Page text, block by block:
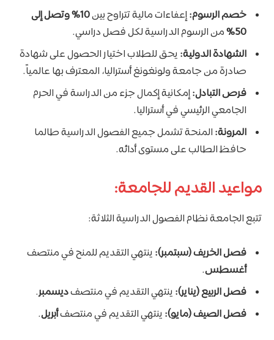
خصم الرسوم:إعفاءات مالية تتراوح بين
10% وتصل إلى
50%
من الرسوم الدراسية لكل فصل دراسي.
الشهادة الدولية: يحق للطلاب اختيار الحصول على شهادة
صادرة من جامعة ولونغونغ أستراليا، المعترف بها عالمياً.
فرص التبادل:إمكانية إكمال جزء من الدراسة في الحرم
الجامعي الرئيسي في أستراليا.
المرونة: المنحة تشمل جميع الفصول الدراسية طالما
حافظ الطالب على مستوى أدائه.
مواعيد القديم للجامعة:
تتبع الجامعة نظام الفصول الدراسية الثلاثة:
فصل الخريف (سبتمبر): ينتهي التقديم للمنح في منتصف
أغسطس.
فصل الربيع (يناير): ينتهي التقديم في منتصفديسمبر.
فصل الصيف (مايو): ينتهي التقديم في منتصفأبريل.